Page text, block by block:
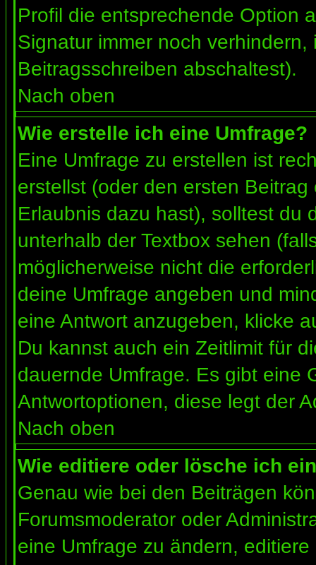
Profil die entsprechende Option
Signatur immer noch
Beitragsschreiben abschaltest).
Nach oben
Wie erstelle ich eine Umfrage?
Eine Umfrage zu erstellen ist
erstellst (oder den ersten
Erlaubnis dazu hast), solltest du
unterhalb der Textbox sehen
möglicherweise nicht die
deine Umfrage angeben und
eine Antwort anzugeben, klicke
Du kannst auch ein Zeitlimit für
dauernde Umfrage. Es gibt eine
Antwortoptionen, diese legt der
Nach oben
Wie editiere oder lösche ich
Genau wie bei den Beiträgen
Forumsmoderator oder
eine Umfrage zu ändern,